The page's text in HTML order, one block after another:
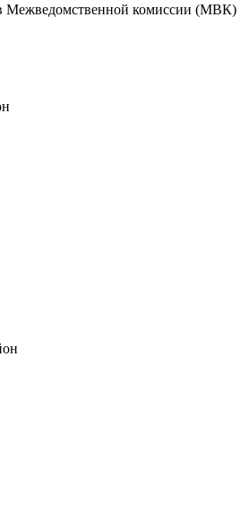
Межведомственной комиссии (МВК)